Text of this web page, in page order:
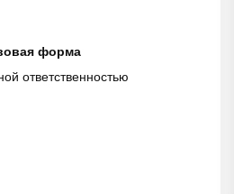
форма
ответственностью